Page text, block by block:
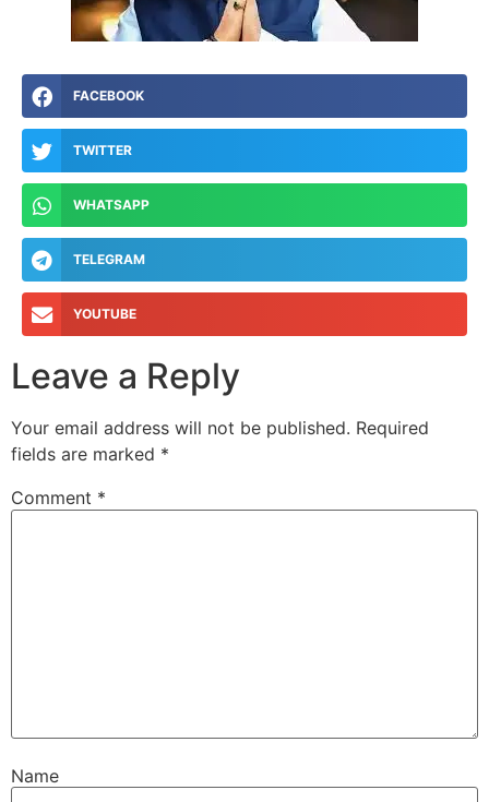
FACEBOOK
TWITTER
WHATSAPP
TELEGRAM
YOUTUBE
Leave a Reply
Your email address will not be published. Required
fields are marked *
Comment *
Name